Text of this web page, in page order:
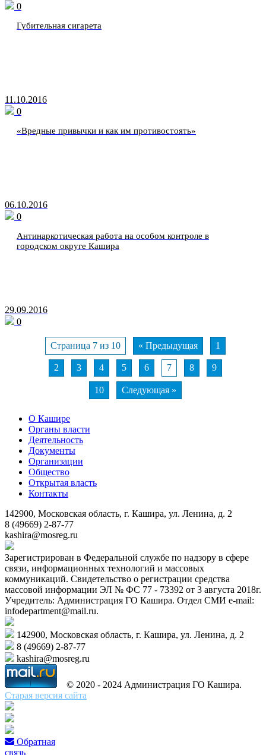
0
Губительная сигарета
11.10.2016
0
«Вредные привычки и как им противостоять»
06.10.2016
0
Антинаркотическая работа на особом контроле в
городском округе Кашира
29.09.2016
0
Страница 7 из 10 « Предыдущая 1
2 3 4 5 6 7 8 9
10 Следующая »
О Кашире
Органы власти
Деятельность
Документы
Организации
Общество
Открытая власть
Контакты
142900, Московская область, г. Кашира, ул. Ленина, д. 2
8 (49669) 2-87-77
kashira@mosreg.ru
Зарегистрирован в Федеральной службе по надзору в сфере
связи, информационных технологий и массовых
коммуникаций. Свидетельство о регистрации средства
массовой информации ЭЛ № ФС 77 - 73392 от 3 августа 2018г.
Учредитель: Администрация ГО Кашира. Отдел СМИ e-mail:
infodepartment@mail.ru.
142900, Московская область, г. Кашира, ул. Ленина, д. 2
8 (49669) 2-87-77
kashira@mosreg.ru
© 2020 - 2024 Администрация ГО Кашира.
Старая версия сайта
Обратная
связь